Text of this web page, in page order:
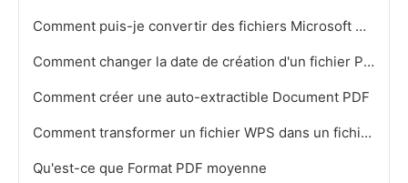
Comment puis-je convertir des fichiers Microsoft Works WPS documents aux documents PDF gratuitement
Comment changer la date de création d'un fichier PDF
Comment créer une auto-extractible Document PDF
Comment transformer un fichier WPS dans un fichier PDF
Qu'est-ce que Format PDF moyenne